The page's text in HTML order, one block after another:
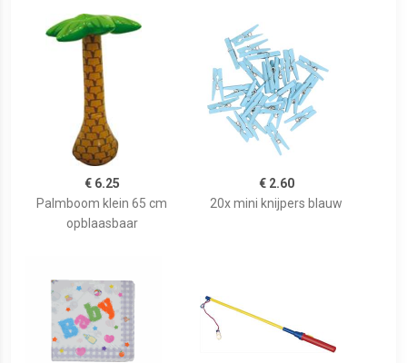
€ 6.25
Palmboom klein 65 cm
opblaasbaar
€ 2.60
20x mini knijpers blauw